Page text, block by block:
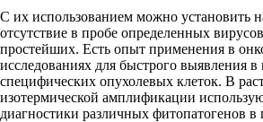
С их использованием можно установить
отсутствие в пробе определенных
простейших. Есть опыт применения в
исследованиях для быстрого выявления в
специфических опухолевых клеток. В
изотермической амплификации
диагностики различных фитопатогенов в